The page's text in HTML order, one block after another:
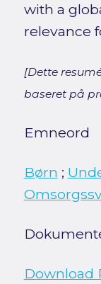
with a
relevance
[Dette
baseret på
Emneord
Børn ;
Download